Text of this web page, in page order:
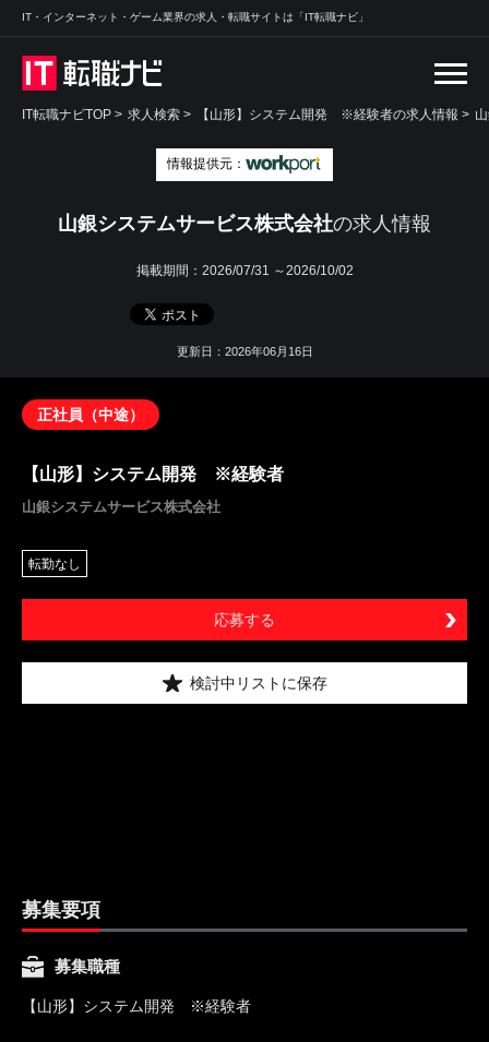
IT・インターネット・ゲーム業界の求人・転職サイトは「IT転職ナビ」
IT転職ナビTOP > 求人検索 > 【山形】システム開発 ※経験者の求人情報 >
情報提供元：
山銀システムサービス株式会社の求人情報
掲載期間： 2026/07/31 ～2026/10/02
更新日：2026年06月16日
正社員（中途）
【山形】システム開発 ※経験者
山銀システムサービス株式会社
転勤なし
応募する
検討中リストに保存
募集要項
募集職種
【山形】システム開発 ※経験者